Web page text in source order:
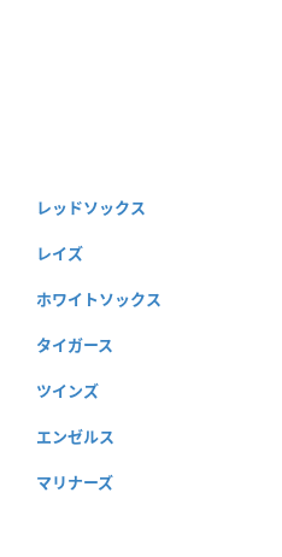
レッドソックス
レイズ
ホワイトソックス
タイガース
ツインズ
エンゼルス
マリナーズ